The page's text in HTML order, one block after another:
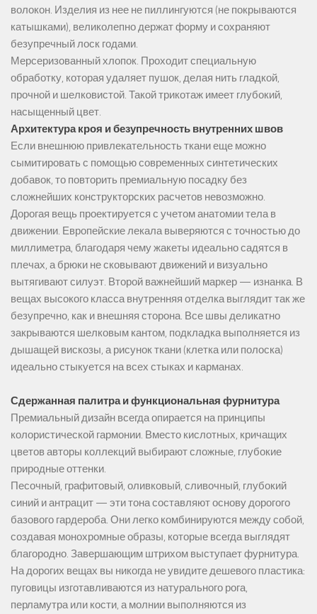
волокон. Изделия из нее не пиллингуются (не покрываются
катышками), великолепно держат форму и сохраняют
безупречный лоск годами.
Мерсеризованный хлопок. Проходит специальную
обработку, которая удаляет пушок, делая нить гладкой,
прочной и шелковистой. Такой трикотаж имеет глубокий,
насыщенный цвет.
Архитектура кроя и безупречность внутренних швов
Если внешнюю привлекательность ткани еще можно
сымитировать с помощью современных синтетических
добавок, то повторить премиальную посадку без
сложнейших конструкторских расчетов невозможно.
Дорогая вещь проектируется с учетом анатомии тела в
движении. Европейские лекала выверяются с точностью до
миллиметра, благодаря чему жакеты идеально садятся в
плечах, а брюки не сковывают движений и визуально
вытягивают силуэт. Второй важнейший маркер — изнанка. В
вещах высокого класса внутренняя отделка выглядит так же
безупречно, как и внешняя сторона. Все швы деликатно
закрываются шелковым кантом, подкладка выполняется из
дышащей вискозы, а рисунок ткани (клетка или полоска)
идеально стыкуется на всех стыках и карманах.
Сдержанная палитра и функциональная фурнитура
Премиальный дизайн всегда опирается на принципы
колористической гармонии. Вместо кислотных, кричащих
цветов авторы коллекций выбирают сложные, глубокие
природные оттенки.
Песочный, графитовый, оливковый, сливочный, глубокий
синий и антрацит — эти тона составляют основу дорогого
базового гардероба. Они легко комбинируются между собой,
создавая монохромные образы, которые всегда выглядят
благородно. Завершающим штрихом выступает фурнитура.
На дорогих вещах вы никогда не увидите дешевого пластика:
пуговицы изготавливаются из натурального рога,
перламутра или кости, а молнии выполняются из